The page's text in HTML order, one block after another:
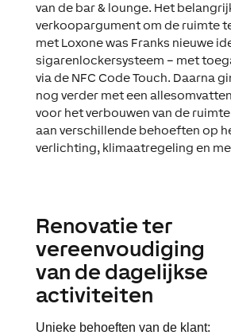
van de bar & lounge. Het
verkoopargument om de ruimte
met Loxone was Franks nieuwe
sigarenlockersysteem – met
via de NFC Code Touch. Daarna
nog verder met een
voor het verbouwen van de
aan verschillende behoeften op
verlichting, klimaatregeling en
Renovatie ter
vereenvoudiging
van de dagelijkse
activiteiten
Unieke behoeften van de klant: